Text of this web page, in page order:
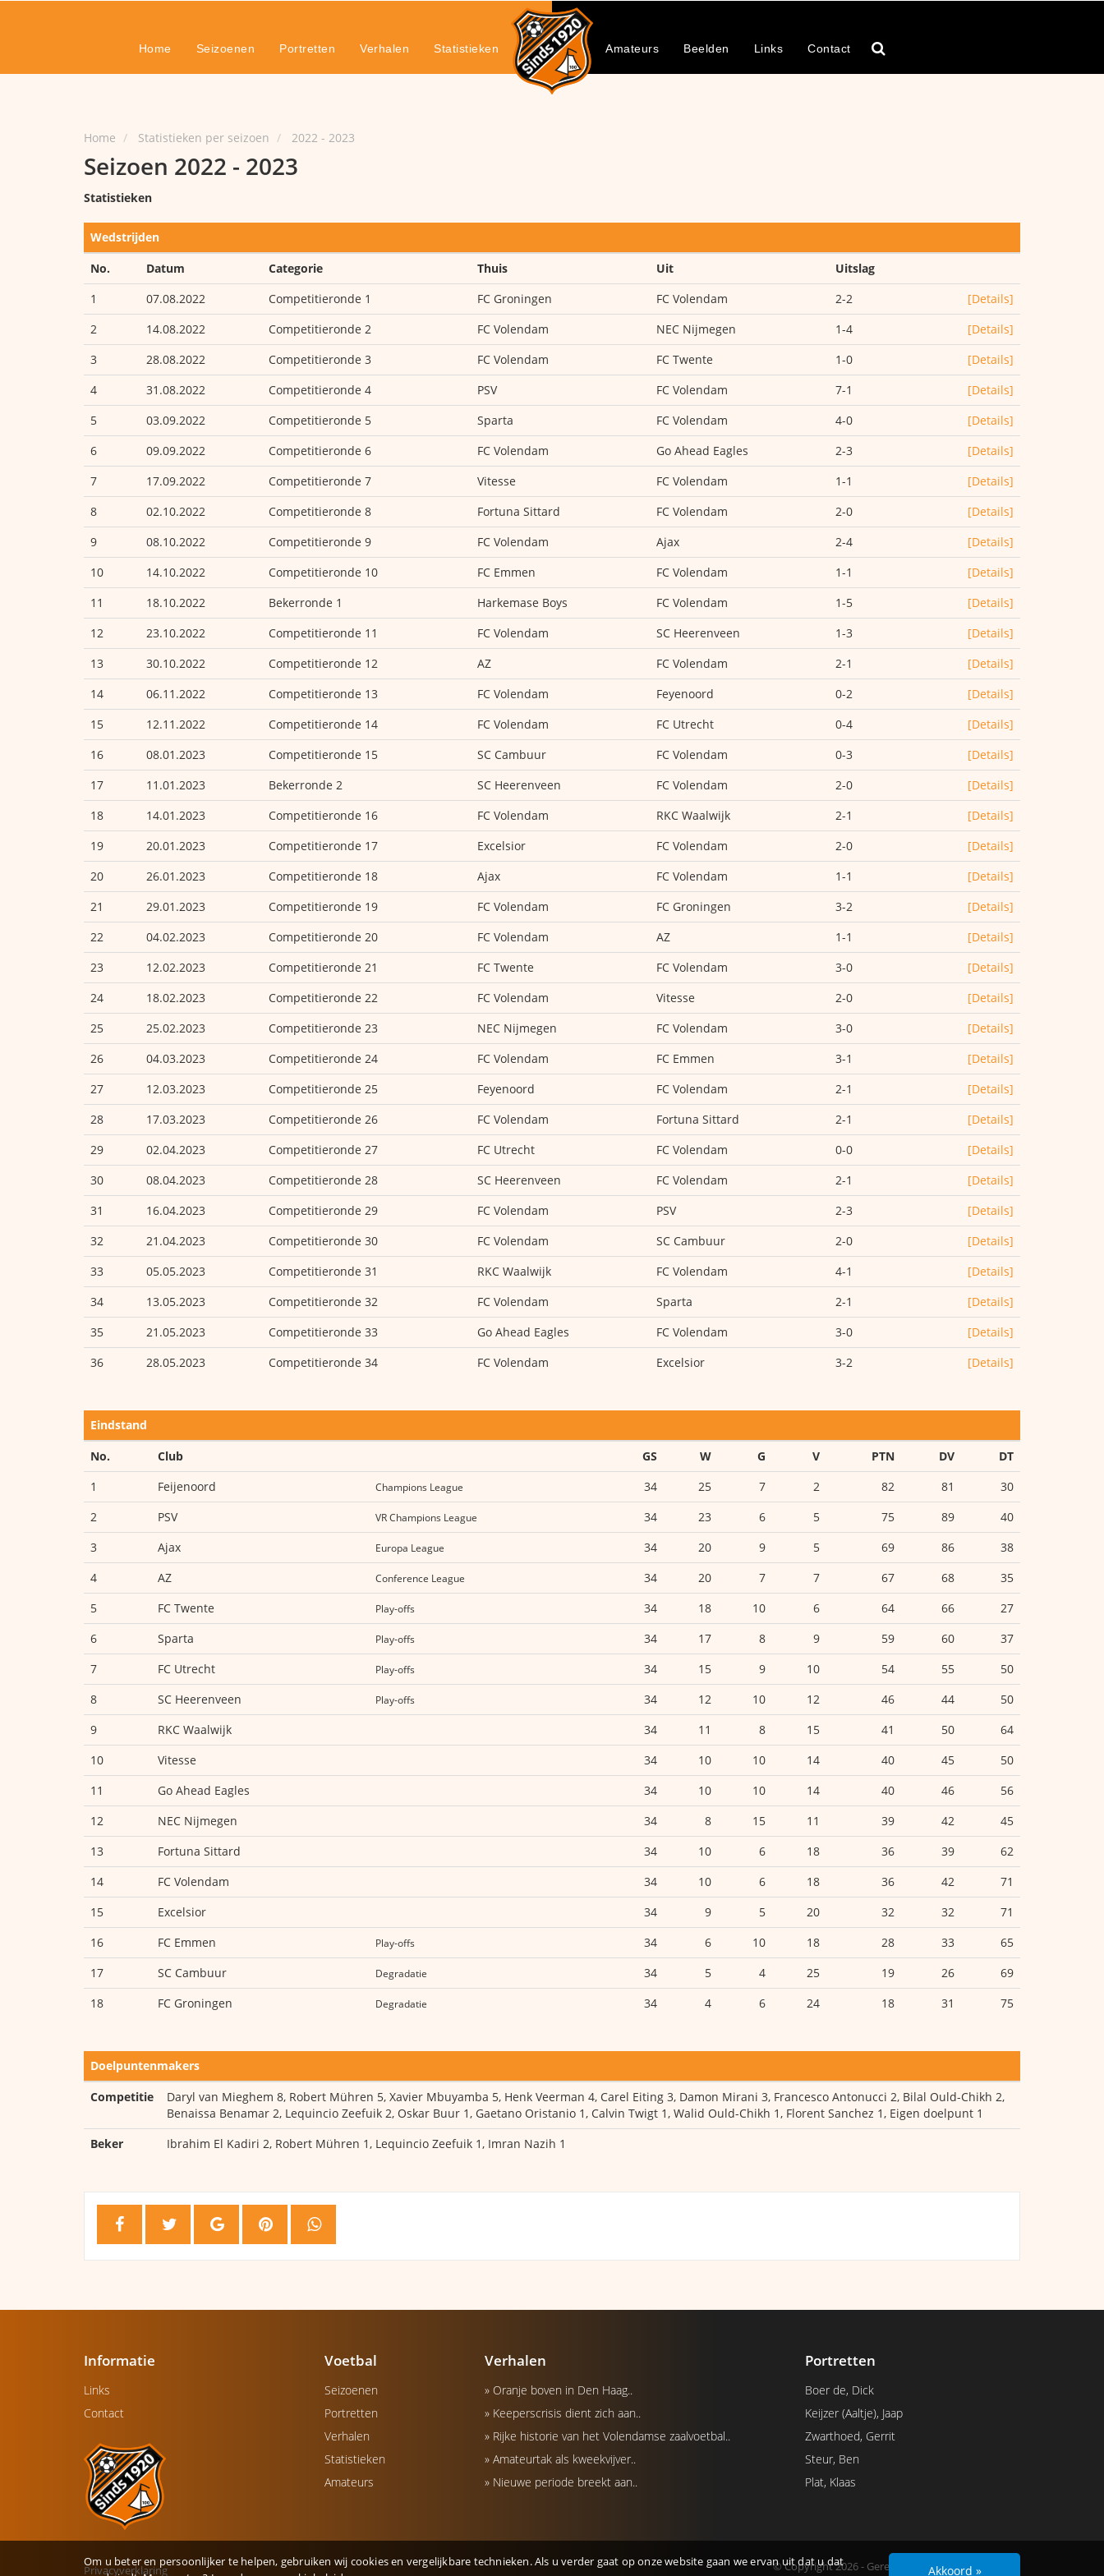
Om u beter en persoonlijker te helpen, gebruiken wij cookies en vergelijkbare technieken. Als u verder gaat op onze website gaan we ervan uit dat u dat
Akkoord »
Home Seizoenen Portretten Verhalen Statistieken Amateurs Beelden Links Contact
Home Statistieken per seizoen 2022 - 2023
Seizoen 2022 - 2023
Statistieken
Wedstrijden
No.
Datum Categorie Thuis Uit
Uitslag
1
07.08.2022 Competitieronde 1 FC Groningen FC Volendam 2-2
[Details]
2
14.08.2022 Competitieronde 2 FC Volendam NEC Nijmegen 1-4
[Details]
3
28.08.2022 Competitieronde 3 FC Volendam FC Twente 1-0
[Details]
4
31.08.2022 Competitieronde 4 PSV FC Volendam 7-1
[Details]
5
03.09.2022 Competitieronde 5 Sparta FC Volendam 4-0
[Details]
6
09.09.2022 Competitieronde 6 FC Volendam Go Ahead Eagles 2-3
[Details]
7
17.09.2022 Competitieronde 7 Vitesse FC Volendam 1-1
[Details]
8
02.10.2022 Competitieronde 8 Fortuna Sittard FC Volendam 2-0
[Details]
9
08.10.2022 Competitieronde 9 FC Volendam Ajax 2-4
[Details]
10
14.10.2022 Competitieronde 10 FC Emmen FC Volendam 1-1
[Details]
11
18.10.2022 Bekerronde 1 Harkemase Boys FC Volendam 1-5
[Details]
12
23.10.2022 Competitieronde 11 FC Volendam SC Heerenveen 1-3
[Details]
13
30.10.2022 Competitieronde 12 AZ FC Volendam 2-1
[Details]
14
06.11.2022 Competitieronde 13 FC Volendam Feyenoord 0-2
[Details]
15
12.11.2022 Competitieronde 14 FC Volendam FC Utrecht 0-4
[Details]
16
08.01.2023 Competitieronde 15 SC Cambuur FC Volendam 0-3
[Details]
17
11.01.2023 Bekerronde 2 SC Heerenveen FC Volendam 2-0
[Details]
18
14.01.2023 Competitieronde 16 FC Volendam RKC Waalwijk 2-1
[Details]
19
20.01.2023 Competitieronde 17 Excelsior FC Volendam 2-0
[Details]
20
26.01.2023 Competitieronde 18 Ajax FC Volendam 1-1
[Details]
21
29.01.2023 Competitieronde 19 FC Volendam FC Groningen 3-2
[Details]
22
04.02.2023 Competitieronde 20 FC Volendam AZ 1-1
[Details]
23
12.02.2023 Competitieronde 21 FC Twente FC Volendam 3-0
[Details]
24
18.02.2023 Competitieronde 22 FC Volendam Vitesse 2-0
[Details]
25
25.02.2023 Competitieronde 23 NEC Nijmegen FC Volendam 3-0
[Details]
26
04.03.2023 Competitieronde 24 FC Volendam FC Emmen 3-1
[Details]
27
12.03.2023 Competitieronde 25 Feyenoord FC Volendam 2-1
[Details]
28
17.03.2023 Competitieronde 26 FC Volendam Fortuna Sittard 2-1
[Details]
29
02.04.2023 Competitieronde 27 FC Utrecht FC Volendam 0-0
[Details]
30
08.04.2023 Competitieronde 28 SC Heerenveen FC Volendam 2-1
[Details]
31
16.04.2023 Competitieronde 29 FC Volendam PSV 2-3
[Details]
32
21.04.2023 Competitieronde 30 FC Volendam SC Cambuur 2-0
[Details]
33
05.05.2023 Competitieronde 31 RKC Waalwijk FC Volendam 4-1
[Details]
34
13.05.2023 Competitieronde 32 FC Volendam Sparta 2-1
[Details]
35
21.05.2023 Competitieronde 33 Go Ahead Eagles FC Volendam 3-0
[Details]
36
28.05.2023 Competitieronde 34 FC Volendam Excelsior 3-2 [Details]
Eindstand
No.
Club GS W G V PTN DV
DT
1
Feijenoord Champions League 34 25 7 2 82 81
30
2
PSV VR Champions League 34 23 6 5 75 89
40
3
Ajax Europa League 34 20 9 5 69 86
38
4
AZ Conference League 34 20 7 7 67 68
35
5
FC Twente Play-offs 34 18 10 6 64 66
27
6
Sparta Play-offs 34 17 8 9 59 60
37
7
FC Utrecht Play-offs 34 15 9 10 54 55
50
8
SC Heerenveen Play-offs 34 12 10 12 46 44
50
9
RKC Waalwijk 34 11 8 15 41 50
64
10
Vitesse 34 10 10 14 40 45
50
11
Go Ahead Eagles 34 10 10 14 40 46
56
12
NEC Nijmegen 34 8 15 11 39 42
45
13
Fortuna Sittard 34 10 6 18 36 39
62
14
FC Volendam 34 10 6 18 36 42
71
15
Excelsior 34 9 5 20 32 32
71
16
FC Emmen Play-offs 34 6 10 18 28 33
65
17
SC Cambuur Degradatie 34 5 4 25 19 26
69
18
FC Groningen Degradatie 34 4 6 24 18 31 75
Doelpuntenmakers
Competitie
Daryl van Mieghem 8, Robert Mühren 5, Xavier Mbuyamba 5, Henk Veerman 4, Carel Eiting 3, Damon Mirani 3, Francesco Antonucci 2, Bilal Ould-Chikh 2,
Benaissa Benamar 2, Lequincio Zeefuik 2, Oskar Buur 1, Gaetano Oristanio 1, Calvin Twigt 1, Walid Ould-Chikh 1, Florent Sanchez 1, Eigen doelpunt 1
Beker
Ibrahim El Kadiri 2, Robert Mühren 1, Lequincio Zeefuik 1, Imran Nazih 1
Informatie
Links
Contact
Voetbal
Seizoenen
Portretten
Verhalen
Statistieken
Amateurs
Verhalen
» Oranje boven in Den Haag..
» Keeperscrisis dient zich aan..
» Rijke historie van het Volendamse zaalvoetbal..
» Amateurtak als kweekvijver..
» Nieuwe periode breekt aan..
Portretten
Boer de, Dick
Keijzer (Aaltje), Jaap
Zwarthoed, Gerrit
Steur, Ben
Plat, Klaas
Privacyverklaring © Copyright 2026 - Gerealiseerd doorStudioweb.nl